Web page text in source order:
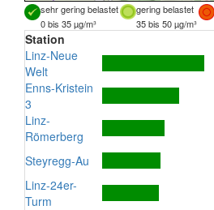
sehr gering belastet gering belastet
0 bis 35 µg/m³
35 bis 50 µg/m³
Station
Linz-Neue
Welt
Enns-Kristein
3
Linz-
Römerberg
Steyregg-Au
Linz-24er-
Turm